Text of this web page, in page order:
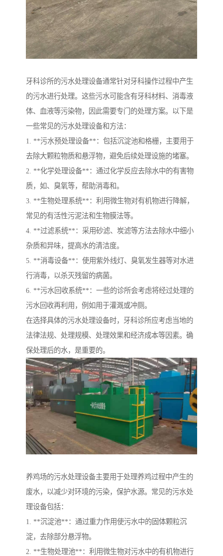
牙科诊所的污水处理设备通常针对牙科操作过程中产生
的污水进行处理。这些污水可能含有牙科材料、消毒液
体、血液等污染物，因此需要专门的处理方案。以下是
一些常见的污水处理设备和方法：
1. **污水预处理设备**：包括沉淀池和格栅，主要用于
去除大颗粒物质和悬浮物，避免后续处理设施的堵塞。
2. **化学处理设备**：通过化学反应去除水中的有害物
质，如、臭氧等，帮助消毒和。
3. **生物处理系统**：利用微生物对有机物进行降解，
常见的有活性污泥法和生物膜法等。
4. **过滤系统**：采用砂滤、炭滤等方法去除水中细小
杂质和异味，提高水的清洁度。
5. **消毒设备**：使用紫外线灯、臭氧发生器等对水进
行消毒，以杀灭残留的病菌。
6. **污水回收系统**：一些的诊所会考虑将经过处理的
污水回收再利用，例如用于灌溉或冲厕。
在选择具体的污水处理设备时，牙科诊所应考虑当地的
法律法规、处理规模、处理效果和经济成本等因素。确
保处理后的水，是重要的。
养鸡场的污水处理设备主要用于处理养鸡过程中产生的
废水，以减少对环境的污染，保护水源。常见的污水处
理设备包括：
1. **沉淀池**：通过重力作用使污水中的固体颗粒沉
淀，去除部分悬浮物。
2. **生物处理池**：利用微生物对污水中的有机物进行